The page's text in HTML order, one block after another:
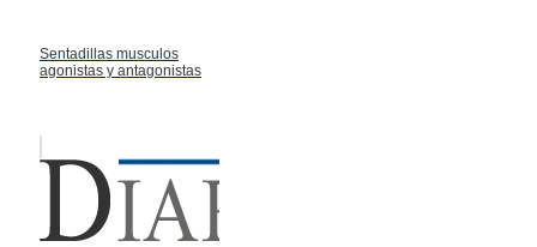
Sentadillas musculos
agonistas y antagonistas